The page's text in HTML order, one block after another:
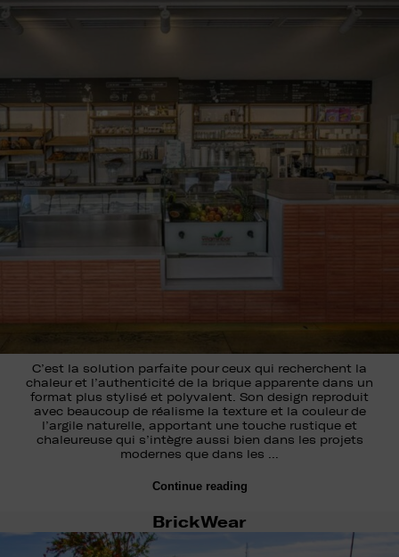
C’est la solution parfaite pour ceux qui recherchent la
chaleur et l’authenticité de la brique apparente dans un
format plus stylisé et polyvalent. Son design reproduit
avec beaucoup de réalisme la texture et la couleur de
l’argile naturelle, apportant une touche rustique et
chaleureuse qui s’intègre aussi bien dans les projets
modernes que dans les …
Continue reading
BrickWear